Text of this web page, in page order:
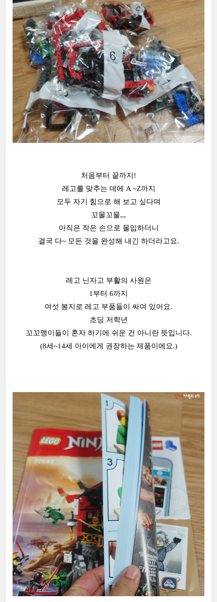
처음부터 끝까지!
레고를 맞추는 데에 A ~Z까지
모두 자기 힘으로 해 보고 싶다며
꼬물꼬물,,,
아직은 작은 손으로 몰입하더니
결국 다~ 모든 것을 완성해 내긴 하더라고요.
레고 닌자고 부활의 사원은
1부터 6까지
여섯 봉지로 레고 부품들이 싸여 있어요.
초딩 저학년
꼬꼬맹이들이 혼자 하기에 쉬운 건 아니란 뜻입니다.
(8세~14세 아이에게 권장하는 제품이에요.)